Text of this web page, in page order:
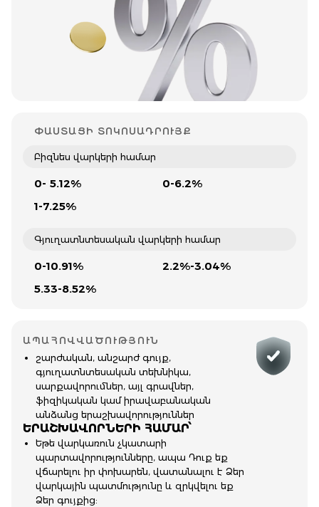
ՓԱՍՏԱՑԻ ՏՈԿՈՍԱԴՐՈՒՅՔ
Բիզնես վարկերի համար
0- 5.12%
0-6.2%
1-7.25%
Գյուղատնտեսական վարկերի համար
0-10.91%
2.2%-3.04%
5.33-8.52%
ԱՊԱՀՈՎՎԱԾՈՒԹՅՈՒՆ
շարժական, անշարժ գույք,
գյուղատնտեսական տեխնիկա,
սարքավորումներ, այլ գրավներ,
ֆիզիկական կամ իրավաբանական
անձանց երաշխավորություններ
ԵՐԱՇԽԱՎՈՐՆԵՐԻ ՀԱՄԱՐ՝
Եթե վարկառուն չկատարի
պարտավորությունները, ապա Դուք եք
վճարելու իր փոխարեն, վատանալու է Ձեր
վարկային պատմությունը և զրկվելու եք
Ձեր գույքից: